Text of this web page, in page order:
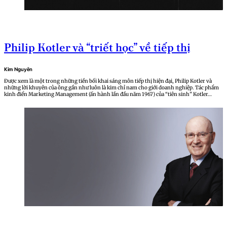
Philip Kotler và “triết học” về tiếp thị
Kim Nguyên
Được xem là một trong những tiền bối khai sáng môn tiếp thị hiện đại, Philip Kotler và
những lời khuyên của ông gần như luôn là kim chỉ nam cho giới doanh nghiệp. Tác phẩm
kinh điển Marketing Management (ấn hành lần đầu năm 1967) của “tiên sinh” Kotler…